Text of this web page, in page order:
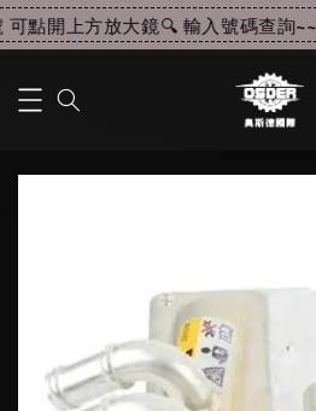
點開上方放大鏡🔍 輸入號碼查詢~~